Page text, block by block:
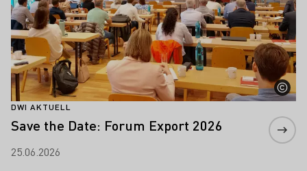
DWI AKTUELL
Save the Date: Forum Export 2026
25.06.2026